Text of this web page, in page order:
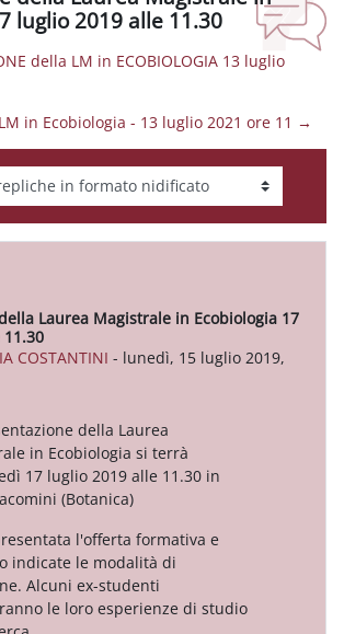
luglio 2019 alle 11.30
della LM in ECOBIOLOGIA 13 luglio
in Ecobiologia - 13 luglio 2021 ore 11 →
Laurea Magistrale in Ecobiologia 17
COSTANTINI - lunedì, 15 luglio 2019,
0
della Laurea
in Ecobiologia si terrà
17 luglio 2019 alle 11.30 in
(Botanica)
l'offerta formativa e
indicate le modalità di
Alcuni ex-studenti
le loro esperienze di studio